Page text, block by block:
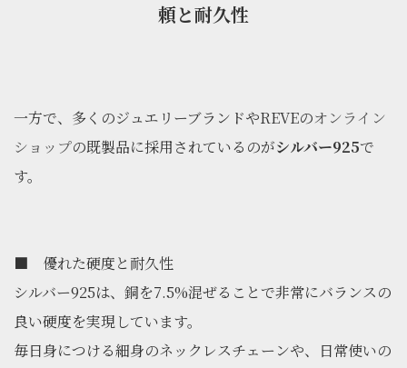
頼と耐久性
一方で、多くのジュエリーブランドやREVEのオンライン
ショップの既製品に採用されているのがシルバー925で
す。
■ 優れた硬度と耐久性
シルバー925は、銅を7.5%混ぜることで非常にバランスの
良い硬度を実現しています。
毎日身につける細身のネックレスチェーンや、日常使いの